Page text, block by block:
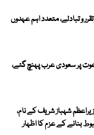
و تبادلے، متعدد اہم عہدوں
پر سعودی عرب پہنچ گئے،
شہباز شریف کے نام،
بنانے کے عزم کا اظہار